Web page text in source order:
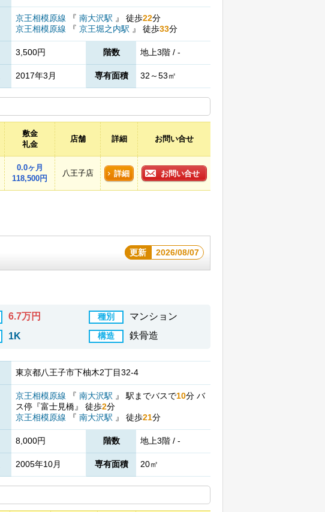
京王相模原線 『 南大沢駅 』 徒歩22分
京王相模原線
『 京王堀之内駅 』 徒歩33分
3,500円 階数 地上3階 / -
2017年3月 専有面積 32～53㎡
敷金
礼金
店舗 詳細 お問い合せ
0.0ヶ月
118,500円
八王子店 詳細 お問い合せ
更新 2026/08/07
6.7万円 種別 マンション
1K 構造 鉄骨造
東京都八王子市下柚木2丁目32-4
京王相模原線 『 南大沢駅 』 駅までバスで10分 バ
ス停『富士見橋』 徒歩2分
京王相模原線
『 南大沢駅 』 徒歩21分
8,000円 階数 地上3階 / -
2005年10月 専有面積 20㎡